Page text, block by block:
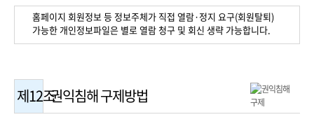
홈페이지 회원정보 등 정보주체가 직접 열람·정지 요구(회원탈퇴)
가능한 개인정보파일은 별로 열람 청구 및 회신 생략 가능합니다.
제12조권익침해 구제방법